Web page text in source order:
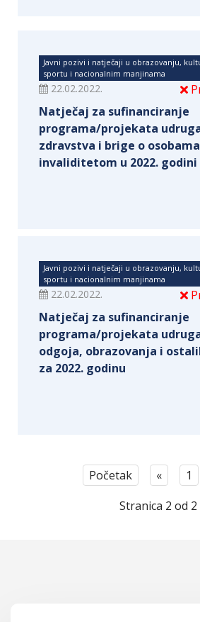
Javni pozivi i natječaji u obrazovanju,
sportu i nacionalnim manjinama
22.02.2022.
Natječaj za sufinanciranje
programa/projekata
zdravstva i brige o
invaliditetom u 2022. godini
Javni pozivi i natječaji u obrazovanju,
sportu i nacionalnim manjinama
22.02.2022.
Natječaj za sufinanciranje
programa/projekata
odgoja, obrazovanja i
za 2022. godinu
Početak « 1
Stranica 2 od 2